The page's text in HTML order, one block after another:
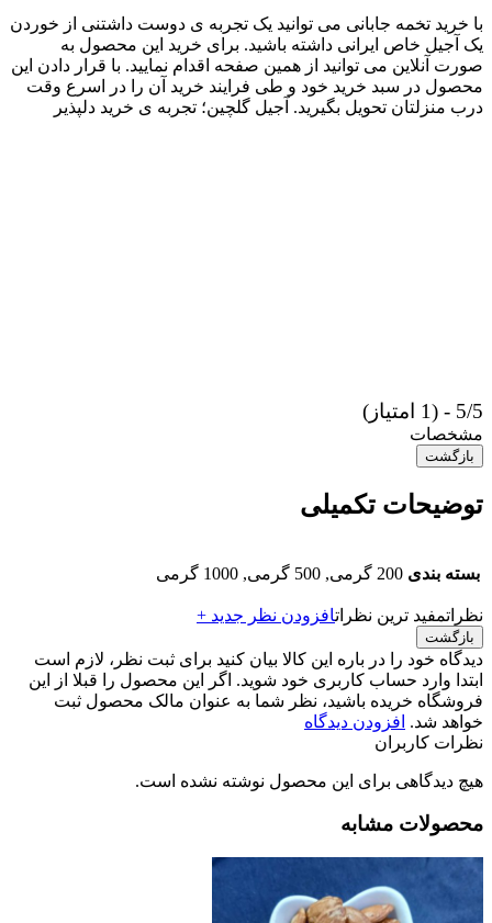
با خرید تخمه جابانی می توانید یک تجربه ی دوست داشتنی از خوردن
یک آجیل خاص ایرانی داشته باشید. برای خرید این محصول به
صورت آنلاین می توانید از همین صفحه اقدام نمایید. با قرار دادن این
محصول در سبد خرید خود و طی فرایند خرید آن را در اسرع وقت
درب منزلتان تحویل بگیرید. آجیل گلچین؛ تجربه ی خرید دلپذیر
5/5 - (1 امتیاز)
مشخصات
بازگشت
توضیحات تکمیلی
بسته بندی 200 گرمی, 500 گرمی, 1000 گرمی
نظراتمفید ترین نظراتافزودن نظر جدید +
بازگشت
دیدگاه خود را در باره این کالا بیان کنید برای ثبت نظر، لازم است
ابتدا وارد حساب کاربری خود شوید. اگر این محصول را قبلا از این
فروشگاه خریده باشید، نظر شما به عنوان مالک محصول ثبت
خواهد شد. افزودن دیدگاه
نظرات کاربران
هیچ دیدگاهی برای این محصول نوشته نشده است.
محصولات مشابه